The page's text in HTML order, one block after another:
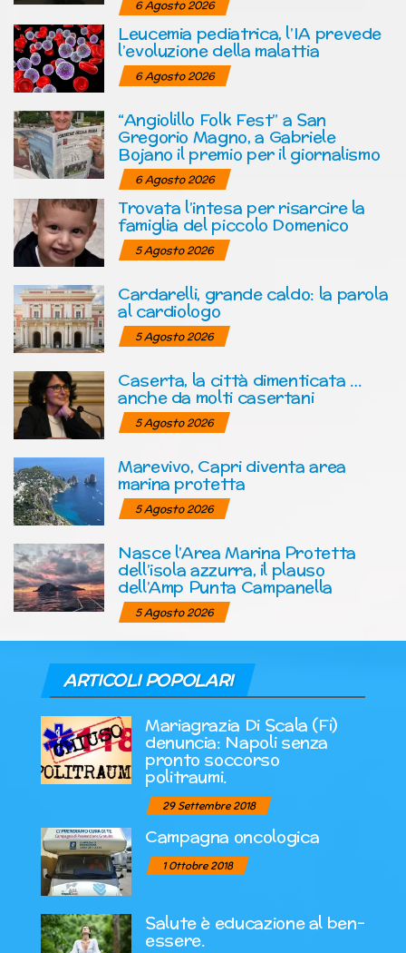
6 Agosto 2026
Leucemia pediatrica, l’IA prevede
l’evoluzione della malattia
6 Agosto 2026
“Angiolillo Folk Fest” a San
Gregorio Magno, a Gabriele
Bojano il premio per il giornalismo
6 Agosto 2026
Trovata l’intesa per risarcire la
famiglia del piccolo Domenico
5 Agosto 2026
Cardarelli, grande caldo: la parola
al cardiologo
5 Agosto 2026
Caserta, la città dimenticata …
anche da molti casertani
5 Agosto 2026
Marevivo, Capri diventa area
marina protetta
5 Agosto 2026
Nasce l’Area Marina Protetta
dell’isola azzurra, il plauso
dell’Amp Punta Campanella
5 Agosto 2026
ARTICOLI POPOLARI
Mariagrazia Di Scala (Fi)
denuncia: Napoli senza
pronto soccorso
politraumi.
29 Settembre 2018
Campagna oncologica
1 Ottobre 2018
Salute è educazione al ben-
essere.